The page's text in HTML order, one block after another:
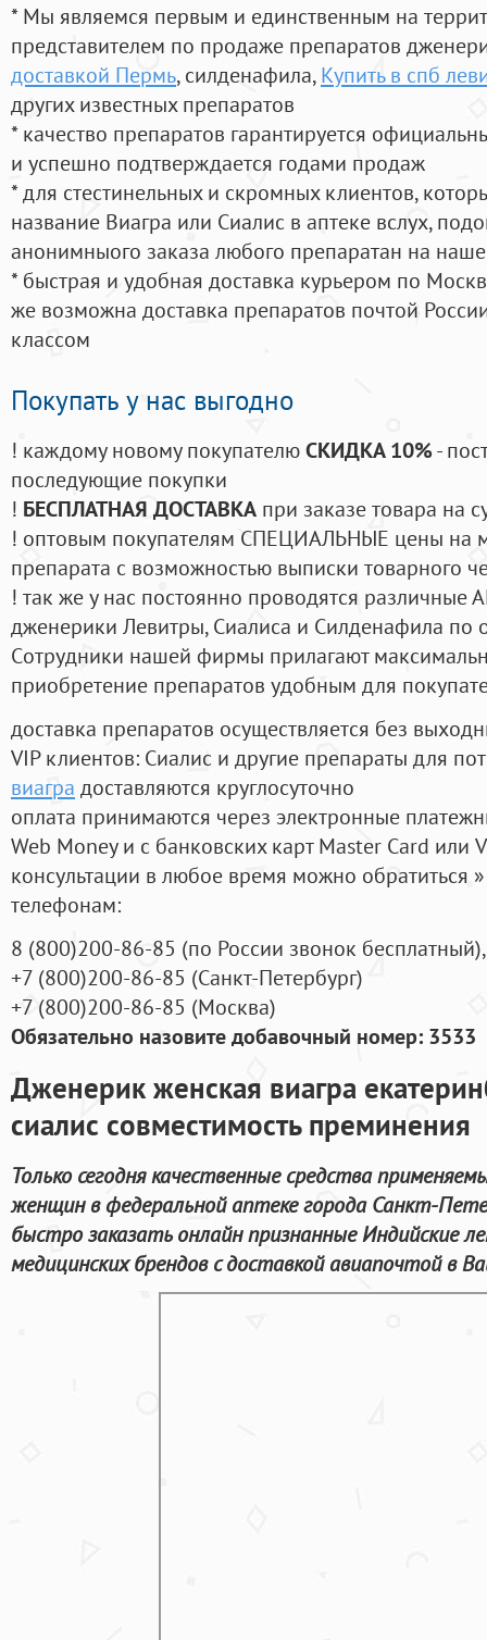
* Мы являемся первым и единственным на
представителем по продаже препаратов
доставкой Пермь, силденафила, Купить в спб
других известных препаратов
* качество препаратов гарантируется
и успешно подтверждается годами продаж
* для стестинельных и скромных клиентов,
название Виагра или Сиалис в аптеке вслух,
анонимныого заказа любого препаратан на
* быстрая и удобная доставка курьером по
же возможна доставка препаратов почтой
классом
Покупать у нас выгодно
! каждому новому покупателюСКИДКА 10%-
последующие покупки
! БЕСПЛАТНАЯ ДОСТАВКА при заказе товара на
! оптовым покупателям СПЕЦИАЛЬНЫЕ цены на
препарата с возможностью выписки товарного
! так же у нас постоянно проводятся
дженерики Левитры, Сиалиса и Силденафила по
Cотрудники нашей фирмы прилагают
приобретение препаратов удобным для
доставка препаратов осуществляется без
VIP клиентов: Сиалис и другие препараты для
виагра доставляются круглосуточно
оплата принимаются через электронные
Web Money и с банковских карт Master Card или
консультации в любое время можно обратиться
телефонам:
8 (800)200-86-85 (по России звонок бесплатный),
+7 (800)200-86-85 (Санкт-Петербург)
+7 (800)200-86-85 (Москва)
Обязательно назовите добавочный номер: 3533
Дженерик женская виагра
сиалис совместимость преминения
Только сегодня качественные средства
женщин в федеральной аптеке города Санкт-
быстро заказать онлайн признанные Индийские
медицинских брендов с доставкой авиапочтой в